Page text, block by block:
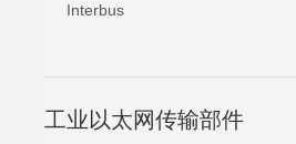
Interbus
工业以太网传输部件